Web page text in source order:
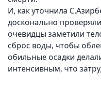
И, как уточнила
досконально
очевидцы заметили
сброс воды, чтобы
обильные осадки
интенсивным, что